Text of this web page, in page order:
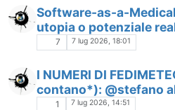
Software-as-a-
utopia o potenziale
7 7 lug 2026, 18:01
I NUMERI DI
contano*): @stefano
1 7 lug 2026, 14:51